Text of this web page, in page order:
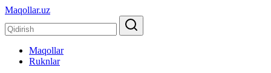
Maqollar.uz
Maqollar
Ruknlar